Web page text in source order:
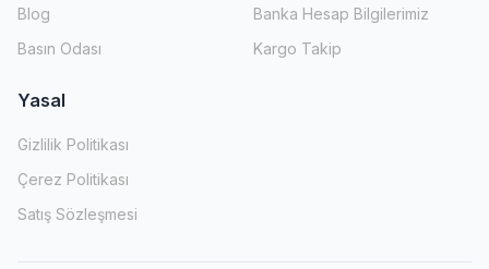
Blog
Basın Odası
Banka Hesap Bilgilerimiz
Kargo Takip
Yasal
Gizlilik Politikası
Çerez Politikası
Satış Sözleşmesi